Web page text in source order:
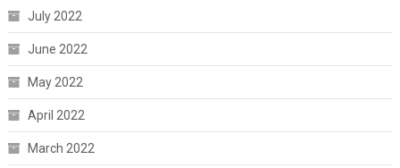
July 2022
June 2022
May 2022
April 2022
March 2022